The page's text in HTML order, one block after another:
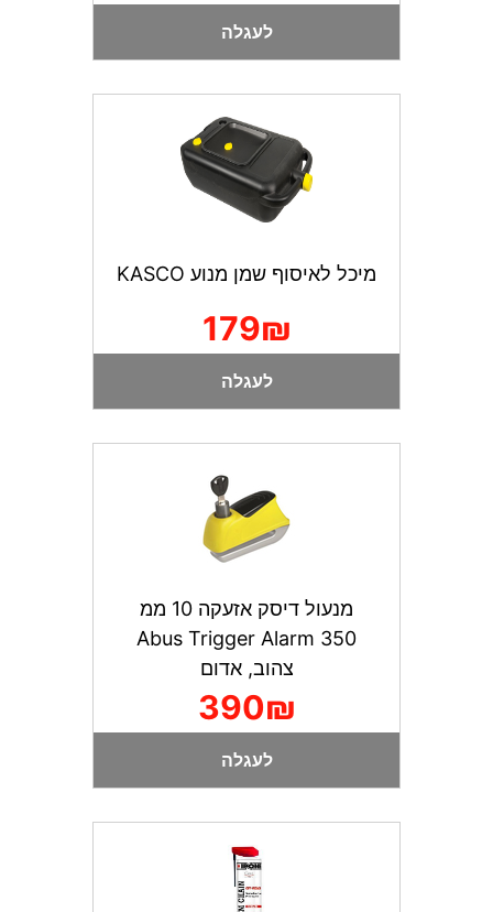
לעגלה
מיכל לאיסוף שמן מנוע KASCO
179₪
לעגלה
מנעול דיסק אזעקה 10 ממ
Abus Trigger Alarm 350
צהוב, אדום
390₪
לעגלה